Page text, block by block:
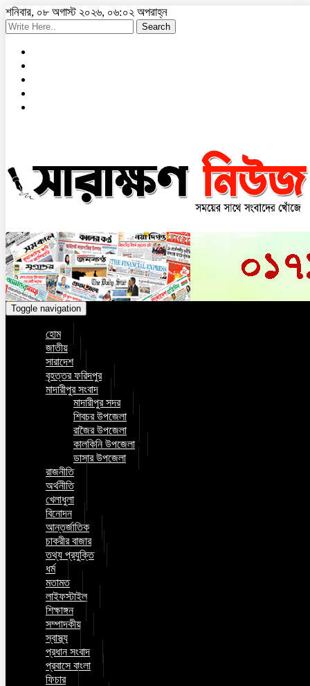
শনিবার, ০৮ অগাস্ট ২০২৬, ০৬:০২ অপরাহ্ন
Search
Toggle navigation
হোম
জাতীয়
সারাদেশ
বৃহত্তর ফরিদপুর
মাদারীপুর সংবাদ
মাদারীপুর সদর
শিবচর উপজেলা
রাজৈর উপজেলা
কালকিনি উপজেলা
ডাসার উপজেলা
রাজনীতি
অর্থনীতি
খেলাধুলা
বিনোদন
আন্তর্জাতিক
চাকরীর বাজার
তথ্য প্রযুক্তি
ধর্ম
মতামত
লাইফস্টাইল
শিক্ষাঙ্গন
সম্পাদকীয়
স্বাস্থ্য
প্রধান সংবাদ
প্রবাসে বাংলা
ফিচার